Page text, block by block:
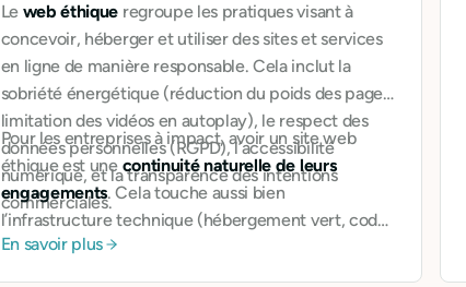
Le web éthique regroupe les pratiques visant à
concevoir, héberger et utiliser des sites et services
en ligne de manière responsable. Cela inclut la
sobriété énergétique (réduction du poids des pages,
limitation des vidéos en autoplay), le respect des
données personnelles (RGPD), l’accessibilité
numérique, et la transparence des intentions
commerciales.
Pour les entreprises à impact, avoir un site web
éthique est une continuité naturelle de leurs
engagements. Cela touche aussi bien
l’infrastructure technique (hébergement vert, code
optimisé) que le fond (contenus responsables,
En savoir plus